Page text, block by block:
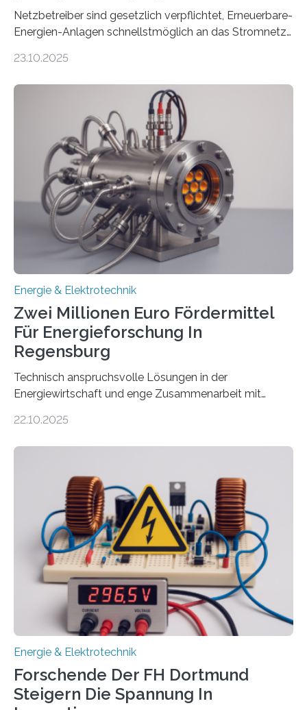
Netzbetreiber sind gesetzlich verpflichtet, Erneuerbare-
Energien-Anlagen schnellstmöglich an das Stromnetz
ermöglichen. Doch der dafür nötige Netzausbau hinkt
einem „Anschlussstau“. Die Stiftung
Umweltenergierecht hat den Rechtsrahmen in einem
neuen Bericht für die Praxis eingeordnet – inklusive der
Rolle von flexiblen Netzanschlussvereinbarungen. Der
Netzanschluss von Erneuerbare-Energien-Anlagen
(EE-Anlagen) ist entscheidend für die Energiewende.
Denn ohne Anschluss an das Netz kann kein Strom
eingespeist werden. Nach dem Erneuerbare-Energien-
Gesetz (EEG) sind Netzbetreiber…
23.10.2025
Energie & Elektrotechnik
Zwei Millionen Euro Fördermittel
Für Energieforschung In
Regensburg
Technisch anspruchsvolle Lösungen in der
Energiewirtschaft und enge Zusammenarbeit mit
neuen EU-geförderten Transfer-Projekte zu
Energietechnologien werden vom Europäischen
Sozialfonds Plus (ESF+) gefördert – mit einer
Gesamtsumme von mehr als zwei Millionen Euro.
Damit zählt die Hochschule zu den großen
Gewinnerinnen der aktuellen Förderrunde des
Bayerischen Wissenschaftsministeriums. Im
Mittelpunkt steht der direkte Wissenstransfer: Neue
wissenschaftliche Erkenntnisse sollen rasch in die
22.10.2025
Energie & Elektrotechnik
Forschende Der FH Dortmund
Steigern Die Spannung In